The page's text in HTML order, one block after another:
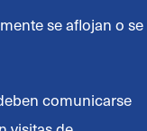
se aflojan o se
comunicarse